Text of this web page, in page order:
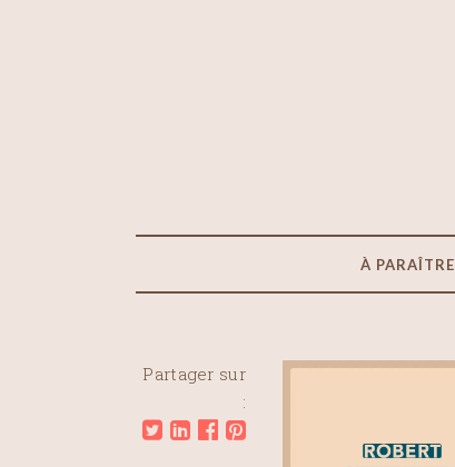
À PARAÎTRE
Partager sur
: